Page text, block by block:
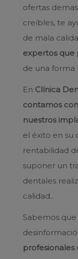
ofertas
creíbles, te
de mala
expertos que
de una forma
En Clínica
contamos
nuestros
el éxito en su
rentabilidad
suponer un
dentales
calidad..
Sabemos
profesionales